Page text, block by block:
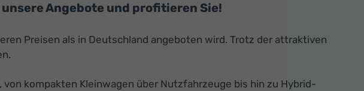
Angebote und profitieren Sie!
Preisen als in Deutschland angeboten wird. Trotz der attraktiven
kompakten Kleinwagen über Nutzfahrzeuge bis hin zu Hybrid-